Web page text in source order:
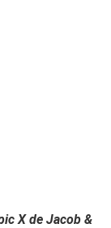
X de Jacob &